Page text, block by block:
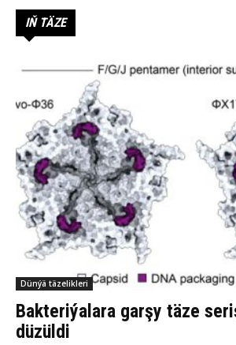
IŇ TÄZE
Dünýä täzelikleri
Bakteriýalara garşy täze
düzüldi